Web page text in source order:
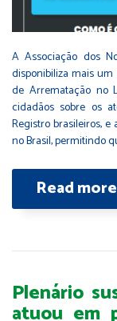
A Associação dos
disponibiliza mais
de Arrematação no
cidadãos sobre os
Registro brasileiros,
no Brasil, permitindo
Read more
Plenário
atuou em